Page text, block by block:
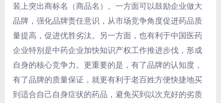
装上突出商标名（商品名）。一方面可以鼓励企业做大
品牌，强化品牌责任意识，从市场竞争角度促进药品质
量提高，促进优胜劣汰。另一方面，也有利于中国医药
企业特别是中药企业加快知识产权工作推进步伐，形成
自身的核心竞争力。更重要的是，有了品牌的认知度，
有了品牌的质量保证，就更有利于老百姓方便快捷地买
到适合自己自身症状的药品，避免买到以次充好的劣质